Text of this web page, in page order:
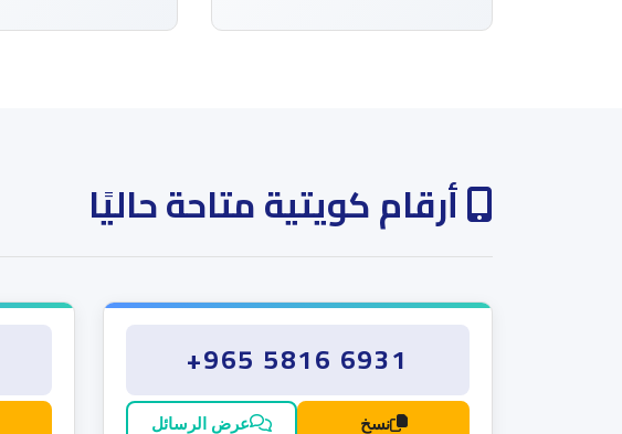
أرقام كويتية متاحة حاليًا
+965 5816 6931
نسخ عرض الرسائل